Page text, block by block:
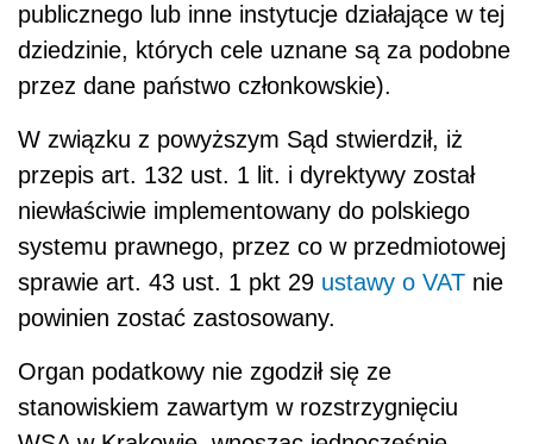
publicznego lub inne instytucje działające w tej
dziedzinie, których cele uznane są za podobne
przez dane państwo członkowskie).
W związku z powyższym Sąd stwierdził, iż
przepis art. 132 ust. 1 lit. i dyrektywy został
niewłaściwie implementowany do polskiego
systemu prawnego, przez co w przedmiotowej
sprawie art. 43 ust. 1 pkt 29 ustawy o VAT nie
powinien zostać zastosowany.
Organ podatkowy nie zgodził się ze
stanowiskiem zawartym w rozstrzygnięciu